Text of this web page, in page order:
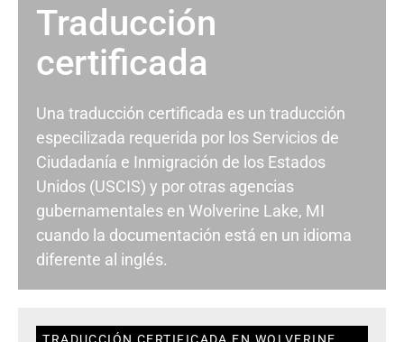
Traducción
certificada
Una traducción certificada es un traducción
especilizada requerida por los Servicios de
Ciudadanía e Inmigración de los Estados
Unidos (USCIS) y por otras agencias
gubernamentales en Wolverine Lake, MI
cuando la documentación está en un idioma
diferente al inglés.